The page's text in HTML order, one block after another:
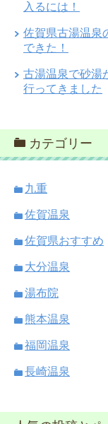
入るには！
佐賀県古湯温泉
できた！
古湯温泉で砂湯
行ってきました
カテゴリー
九重
佐賀温泉
佐賀県おすすめ
大分温泉
湯布院
熊本温泉
福岡温泉
長崎温泉